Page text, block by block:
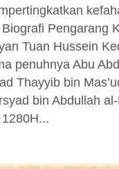
Pengarang
Tuan Hussein
penuhnya Abu
Thayyib bin
bin Abdullah